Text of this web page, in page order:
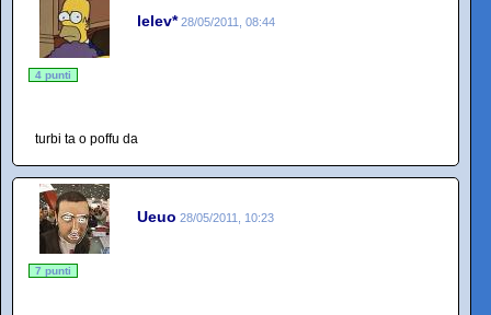
lelev* 28/05/2011, 08:44
4 punti
turbi ta o poffu da
Ueuo 28/05/2011, 10:23
7 punti